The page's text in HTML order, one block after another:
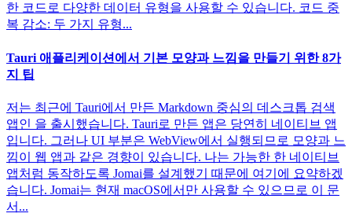
한 코드로 다양한 데이터 유형을 사용할 수 있습니다. 코드 중
복 감소: 두 가지 유형...
Tauri 애플리케이션에서 기본 모양과 느낌을 만들기 위한 8가
지 팁
저는 최근에 Tauri에서 만든 Markdown 중심의 데스크톱 검색
앱인 을 출시했습니다. Tauri로 만든 앱은 당연히 네이티브 앱
입니다. 그러나 UI 부분은 WebView에서 실행되므로 모양과 느
낌이 웹 앱과 같은 경향이 있습니다. 나는 가능한 한 네이티브
앱처럼 동작하도록 Jomai를 설계했기 때문에 여기에 요약하겠
습니다. Jomai는 현재 macOS에서만 사용할 수 있으므로 이 문
서...